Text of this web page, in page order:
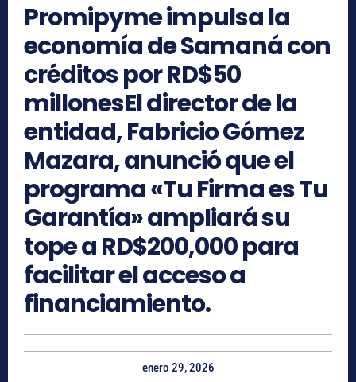
Promipyme impulsa la
economía de Samaná con
créditos por RD$50
millonesEl director de la
entidad, Fabricio Gómez
Mazara, anunció que el
programa «Tu Firma es Tu
Garantía» ampliará su
tope a RD$200,000 para
facilitar el acceso a
financiamiento.
enero 29, 2026